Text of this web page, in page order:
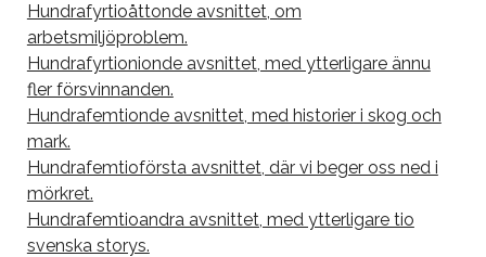
Hundrafyrtioåttonde avsnittet, om
arbetsmiljöproblem.
Hundrafyrtionionde avsnittet, med ytterligare ännu
fler försvinnanden.
Hundrafemtionde avsnittet, med historier i skog och
mark.
Hundrafemtioförsta avsnittet, där vi beger oss ned i
mörkret.
Hundrafemtioandra avsnittet, med ytterligare tio
svenska storys.